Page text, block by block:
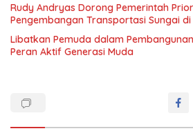
Rudy Andryas Dorong Pemerintah
Pengembangan Transportasi Sungai di
Libatkan Pemuda dalam
Peran Aktif Generasi Muda